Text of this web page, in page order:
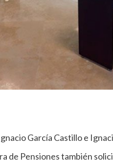
García Castillo e
de Pensiones también